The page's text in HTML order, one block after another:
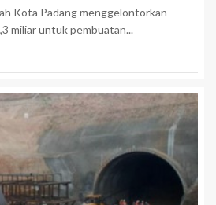
Kota Padang menggelontorkan
miliar untuk pembuatan...